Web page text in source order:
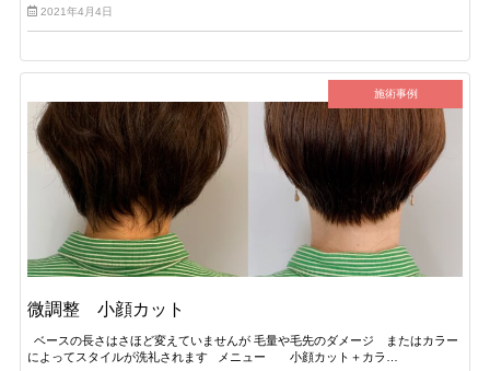
2021年4月4日
施術事例
微調整 小顔カット
ベースの長さはさほど変えていませんが 毛量や毛先のダメージ またはカラー
によってスタイルが洗礼されます メニュー 小顔カット＋カラ…